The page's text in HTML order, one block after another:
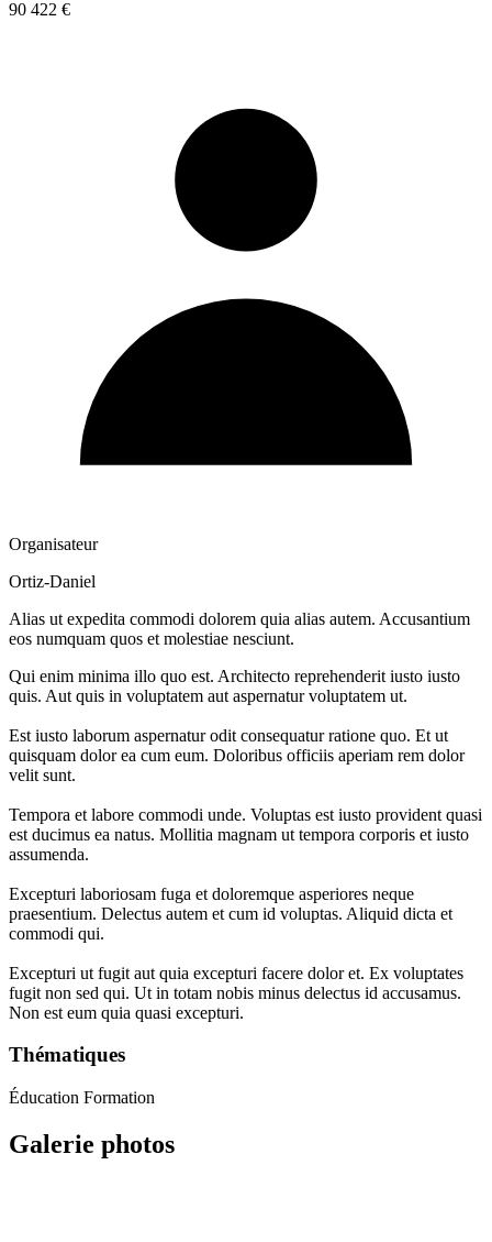
90 422 €
Organisateur
Ortiz-Daniel
Alias ut expedita commodi dolorem quia alias autem. Accusantium
eos numquam quos et molestiae nesciunt.
Qui enim minima illo quo est. Architecto reprehenderit iusto iusto
quis. Aut quis in voluptatem aut aspernatur voluptatem ut.
Est iusto laborum aspernatur odit consequatur ratione quo. Et ut
quisquam dolor ea cum eum. Doloribus officiis aperiam rem dolor
velit sunt.
Tempora et labore commodi unde. Voluptas est iusto provident quasi
est ducimus ea natus. Mollitia magnam ut tempora corporis et iusto
assumenda.
Excepturi laboriosam fuga et doloremque asperiores neque
praesentium. Delectus autem et cum id voluptas. Aliquid dicta et
commodi qui.
Excepturi ut fugit aut quia excepturi facere dolor et. Ex voluptates
fugit non sed qui. Ut in totam nobis minus delectus id accusamus.
Non est eum quia quasi excepturi.
Thématiques
Éducation Formation
Galerie photos